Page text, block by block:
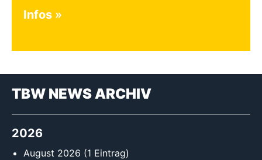
Infos
TBW NEWS ARCHIV
2026
August 2026 (1 Eintrag)